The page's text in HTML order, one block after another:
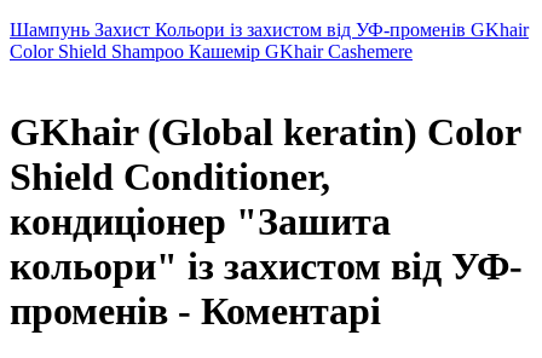
Шампунь Захист Кольори із захистом від УФ-променів GKhair
Color Shield Shampoo Кашемір GKhair Cashemere
GKhair (Global keratin) Color
Shield Conditioner,
кондиціонер "Зашита
кольори" із захистом від УФ-
променів - Коментарі